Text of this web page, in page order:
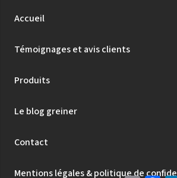
Accueil
Témoignages et avis clients
Produits
Le blog greiner
Contact
Mentions légales & politique de